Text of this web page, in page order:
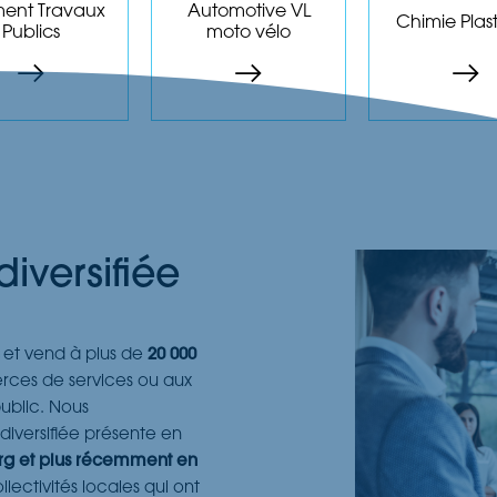
Travaux
Publics
produits
Automotive VL
moto vélo
Les produits
Chimie
Les
et vend à plus de 20 000
de services ou aux
Nous
présente en
et plus récemment en
locales qui ont